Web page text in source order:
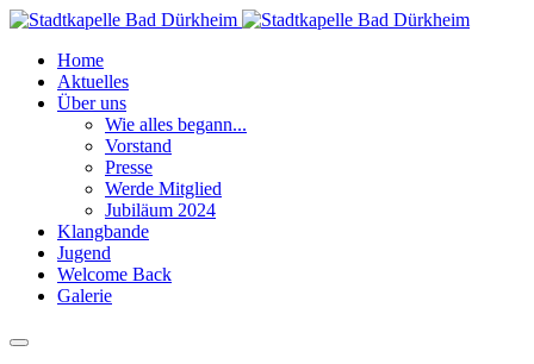
Home
Aktuelles
Über uns
Wie alles begann...
Vorstand
Presse
Werde Mitglied
Jubiläum 2024
Klangbande
Jugend
Welcome Back
Galerie